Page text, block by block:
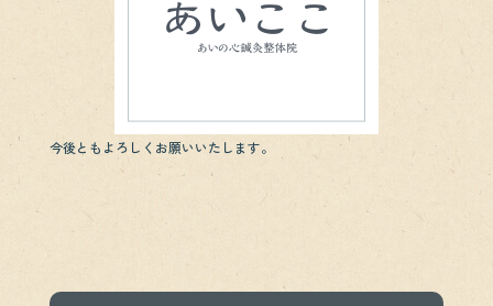
今後ともよろしくお願いいたします。